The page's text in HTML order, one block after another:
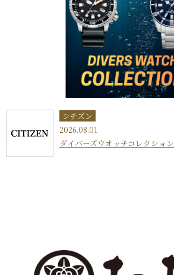
シチズン
2026.08.01
ダイバーズウオッチコレクション